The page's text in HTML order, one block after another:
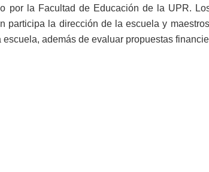
por la Facultad de Educación de la UPR.
la dirección de la escuela y
además de evaluar propuestas